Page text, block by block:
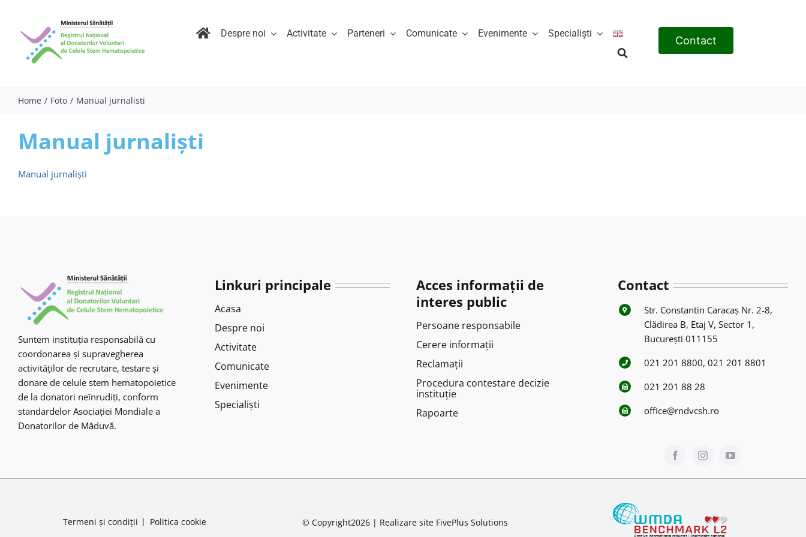
content
Despre noi Activitate Parteneri Comunicate Evenimente Specialiști
Contact
Home Foto Manual jurnalisti
Manual jurnaliști
Manual jurnaliști
Suntem instituţia responsabilă cu
coordonarea şi supravegherea
activităţilor de recrutare, testare şi
donare de celule stem hematopoietice
de la donatori neînrudiţi, conform
standardelor Asociaţiei Mondiale a
Donatorilor de Măduvă.
Linkuri principale
Acasa
Despre noi
Activitate
Comunicate
Evenimente
Specialiști
Acces informații de
interes public
Persoane responsabile
Cerere informații
Reclamații
Procedura contestare decizie
instituție
Rapoarte
Contact
Str. Constantin Caracaş Nr. 2-8,
Clădirea B, Etaj V, Sector 1,
Bucureşti 011155
021 201 8800, 021 201 8801
021 201 88 28
office@rndvcsh.ro
Termeni și condiții Politica cookie © Copyright2026 | Realizare site FivePlus Solutions